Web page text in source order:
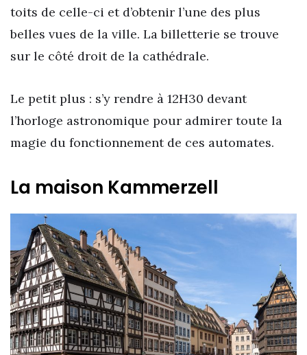
toits de celle-ci et d’obtenir l’une des plus
belles vues de la ville. La billetterie se trouve
sur le côté droit de la cathédrale.
Le petit plus : s’y rendre à 12H30 devant
l’horloge astronomique pour admirer toute la
magie du fonctionnement de ces automates.
La maison Kammerzell